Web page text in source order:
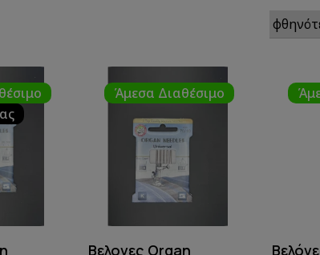
Άμεσα Διαθέσιμο
Βελονες Organ